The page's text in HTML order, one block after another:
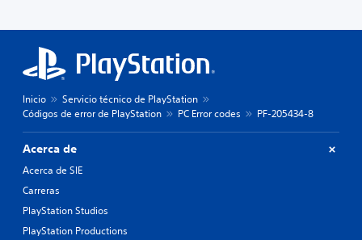
Inicio
Servicio técnico de PlayStation
Códigos de error de PlayStation
PC Error codes PF-205434-8
Acerca de
Acerca de SIE
Carreras
PlayStation Studios
PlayStation Productions